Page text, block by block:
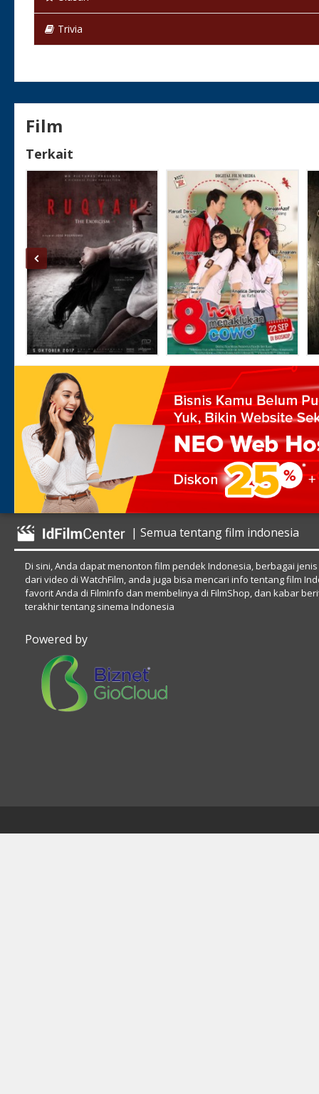
Status:
Trivia
Film
Terkait
| Semua tentang film indonesia
Di sini, Anda dapat menonton film pendek Indonesia, berbagai
dari video di WatchFilm, anda juga bisa mencari info tentang film
favorit Anda di FilmInfo dan membelinya di FilmShop, dan kabar
terakhir tentang sinema Indonesia
Powered by